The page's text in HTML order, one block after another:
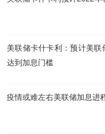
美联储卡什卡利：预计美
达到加息门槛
疫情或难左右美联储加息进